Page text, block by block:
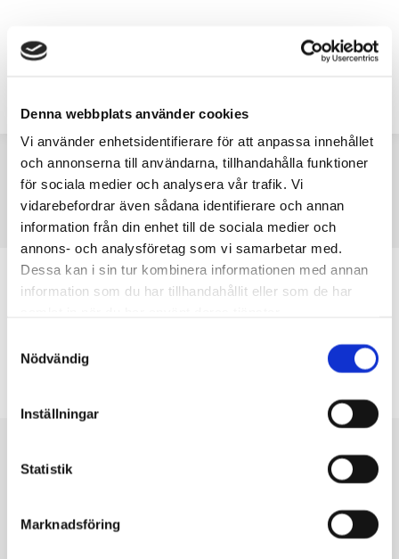
Denna webbplats använder cookies
Vi använder enhetsidentifierare för att anpassa innehållet
och annonserna till användarna, tillhandahålla funktioner
för sociala medier och analysera vår trafik. Vi
vidarebefordrar även sådana identifierare och annan
information från din enhet till de sociala medier och
annons- och analysföretag som vi samarbetar med.
Dessa kan i sin tur kombinera informationen med annan
information som du har tillhandahållit eller som de har
Nödvändig
Inställningar
Statistik
Marknadsföring
Beställ
Författararkiv:admin
Du är här:
Startsida Artikelförfattare admin
Hello world!
Welcome to WordPress. This is your first post.